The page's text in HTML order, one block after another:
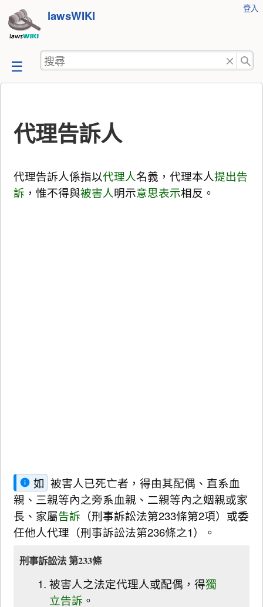
跳
至
容
lawsWIKI
工
登入
搜
尋
代理告訴人
代理告訴人係指以代理人名義，代理本人提出告
訴 ，惟不得與被害人明示意思表示相反。
如 被害人已死亡者，得由其配偶、直系血
親、三親等內之旁系血親、二親等內之姻親或家
長、家屬告訴 （刑事訴訟法第233條第2項）或委
任他人代理（刑事訴訟法第236條之1）。
刑事訴訟法 第233條
被害人之法定代理人或配偶，得獨
立告訴 。